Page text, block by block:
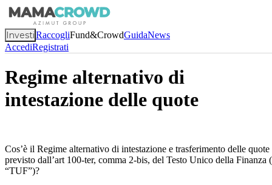
InvestiRaccogliFund&CrowdGuidaNews
AccediRegistrati
Regime alternativo di
intestazione delle quote
Cos’è il Regime alternativo di intestazione e trasferimento delle quote
previsto dall’art 100-ter, comma 2-bis, del Testo Unico della Finanza
“TUF”)?